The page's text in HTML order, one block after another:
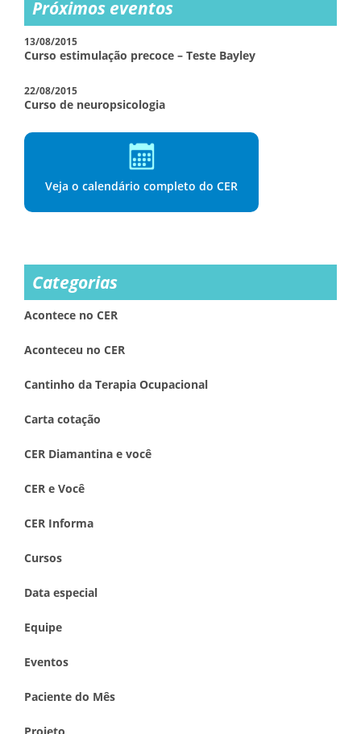
Próximos eventos
13/08/2015
Curso estimulação precoce – Teste Bayley
22/08/2015
Curso de neuropsicologia
Veja o calendário completo do CER
Categorias
Acontece no CER
Aconteceu no CER
Cantinho da Terapia Ocupacional
Carta cotação
CER Diamantina e você
CER e Você
CER Informa
Cursos
Data especial
Equipe
Eventos
Paciente do Mês